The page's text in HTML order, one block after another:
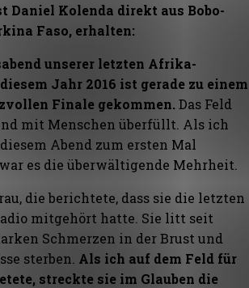
Daniel Kolenda direkt aus Bobo-
Faso, erhalten:
unserer letzten Afrika-
Jahr 2016 ist gerade zu einem
Finale gekommen. Das Feld
mit Menschen überfüllt. Als ich
Abend zum ersten Mal
es die überwältigende Mehrheit.
die berichtete, dass sie die letzten
mitgehört hatte. Sie litt seit
Schmerzen in der Brust und
sterben. Als ich auf dem Feld für
streckte sie im Glauben die